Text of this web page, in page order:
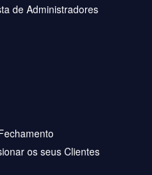
de Administradores
os seus Clientes